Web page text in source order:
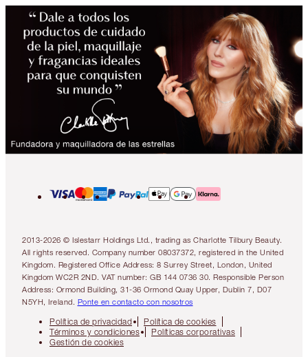
2013-2026 © Islestarr Holdings Ltd., trading as Charlotte Tilbury Beauty.
All rights reserved. Company number 08037372, registered in the United
Kingdom. Registered Office Address: 8 Surrey Street, London, United
Kingdom WC2R 2ND. VAT number: GB 144 0736 30. Responsible Person
Address: Ormond Building, 31-36 Ormond Quay Upper, Dublin 7, D07
N5YH, Ireland. Ponte en contacto con nosotros
Política de privacidad
Política de cookies
Términos y condiciones
Políticas corporativas
Gestión de cookies